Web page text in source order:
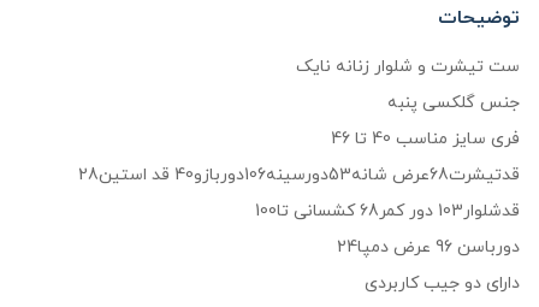
توضیحات
ست تیشرت و شلوار زنانه نایک
جنس گلکسی پنبه
فری سایز مناسب 40 تا 46
قدتیشرت68عرض شانه53دورسینه106دوربازو40 قد استین28
قدشلوار103 دور کمر68 کشسانی تا100
دورباسن 96 عرض دمپا24
دارای دو جیب کاربردی